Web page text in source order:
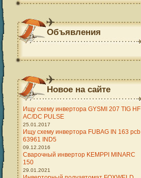
Объявления
Новое на сайте
Ищу схему инвертора GYSMI 207 TIG HF
AC/DC PULSE
25.01.2017
Ищу схему инвертора FUBAG IN 163 pcb
63961 IND5
09.12.2016
Сварочный инвертор KEMPPI MINARC
150
29.01.2021